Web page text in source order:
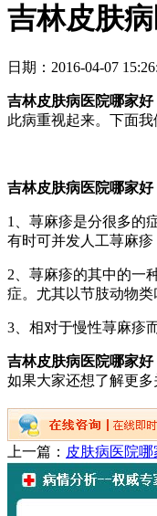
吉林皮肤
日期：2016-04-07
吉林皮肤病医院哪家好
此病重视起来。下面
吉林皮肤病医院哪家好
1、荨麻疹是分很多的
有时可并发人工荨麻
2、荨麻疹的其中的一
症。尤其以节肢动物类
3、相对于慢性荨麻疹
吉林皮肤病医院哪家好
如果大家还想了解更多
上一篇： 皮肤病医院哪